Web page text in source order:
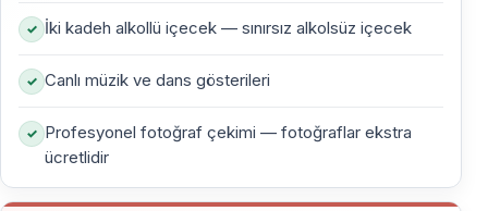
Romantik Akşam Yemeği Deneyimi
Özel olarak hazırlanan Sevgililer Günü menüsü, Türk
ve dünya mutfağının seçkin lezzetlerini bir araya getirir.
Şık sunumlar, sınırsız içecek servisi ve canlı müzik
eşliğinde Boğaz’da geçirdiğiniz her dakika daha da
değerli hale gelir.
İki kadeh alkollü içecek — sınırsız alkolsüz içecek
Canlı müzik ve dans gösterileri
Profesyonel fotoğraf çekimi — fotoğraflar ekstra
ücretlidir